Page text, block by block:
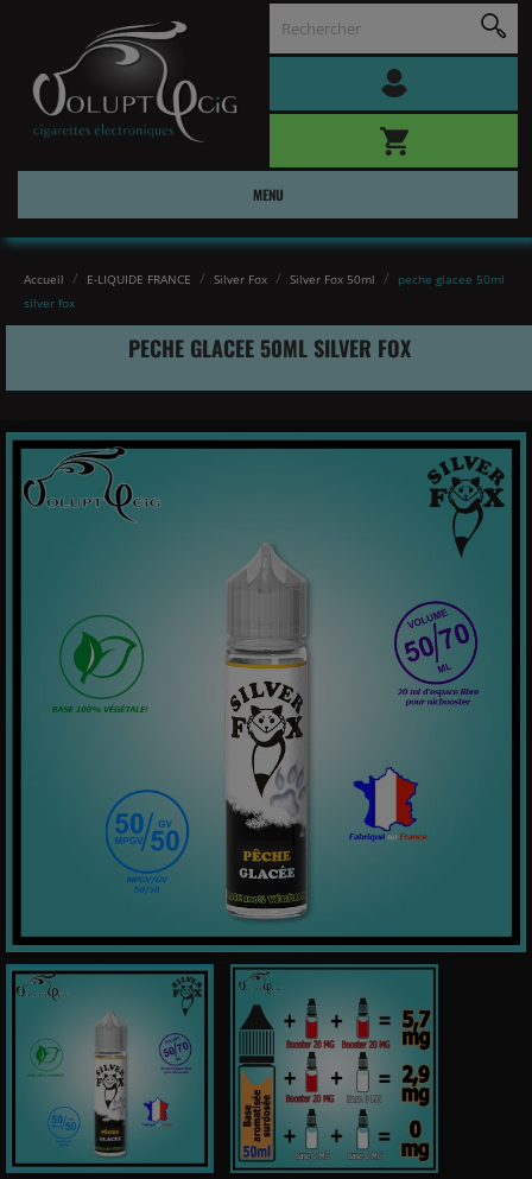
MENU
Accueil E-LIQUIDE FRANCE Silver Fox Silver Fox 50ml
peche glacee 50ml
silver fox
PECHE GLACEE 50ML SILVER FOX